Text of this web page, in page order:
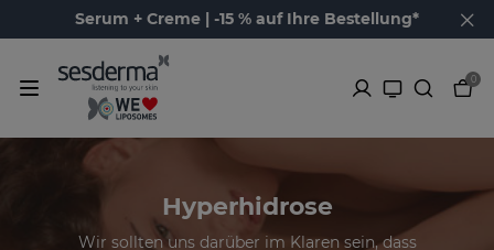
Serum + Creme | -15 % auf Ihre Bestellung*
0
Hyperhidrose
Wir sollten uns darüber im Klaren sein, dass